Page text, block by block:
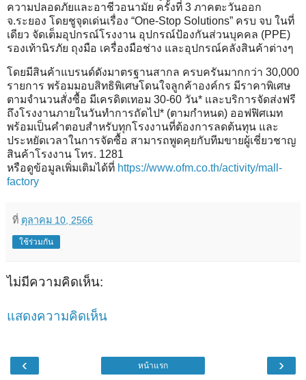
ความปลอดภัยและอาชีวอนามัย ครั้งที่ 3 ภาคตะวันออก
จ.ระยอง โดยชูจุดเด่นเรื่อง “One-Stop Solutions” ครบ จบ ในที่
เดียว จัดเต็มอุปกรณ์โรงงาน อุปกรณ์ป้องกันส่วนบุคคล (PPE)
รองเท้านิรภัย ถุงมือ เครื่องมือช่าง และอุปกรณ์คลังสินค้าต่างๆ
โดยมีสินค้าแบรนด์ดังมาตรฐานสากล ครบครันมากกว่า 30,000
รายการ พร้อมมอบสิทธิพิเศษโดนใจลูกค้าองค์กร มีราคาพิเศษ
ตามจำนวนสั่งซื้อ มีเครดิตเทอม 30-60 วัน* และบริการจัดส่งฟรี
ถึงโรงงานภายในวันทำการถัดไป* (ตามกำหนด) ออฟฟิศเมท
พร้อมเป็นคำตอบสำหรับทุกโรงงานที่ต้องการลดต้นทุน และ
ประหยัดเวลาในการจัดซื้อ สามารถพูดคุยกับทีมขายผู้เชี่ยวชาญ
สินค้าโรงงาน โทร. 1281
หรือดูข้อมูลเพิ่มเติมได้ที่ https://www.ofm.co.th/activity/mall-
factory
ที่ ตุลาคม 10, 2566
ใช้ร่วมกัน
ไม่มีความคิดเห็น:
แสดงความคิดเห็น
‹ ›
หน้าแรก